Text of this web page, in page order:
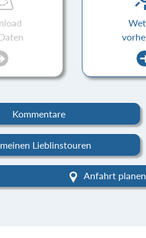
Kommentare
Lieblinstouren
Anfahrt